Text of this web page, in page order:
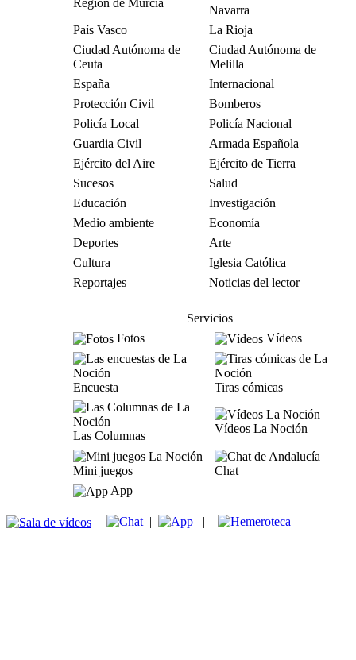
Región de Murcia
Navarra
País Vasco
La Rioja
Ciudad Autónoma de
Ceuta
Ciudad Autónoma de
Melilla
España
Internacional
Protección Civil
Bomberos
Policía Local
Policía Nacional
Guardia Civil
Armada Española
Ejército del Aire
Ejército de Tierra
Sucesos
Salud
Educación
Investigación
Medio ambiente
Economía
Deportes
Arte
Cultura
Iglesia Católica
Reportajes
Noticias del lector
Servicios
Fotos
Vídeos
Encuesta Tiras cómicas
Las Columnas
Vídeos La Noción
Mini juegos
Chat
App
| | |